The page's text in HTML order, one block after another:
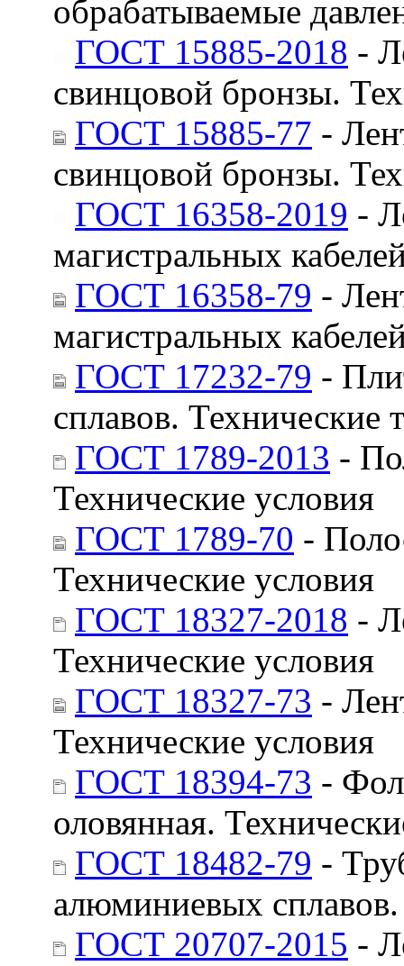
обрабатываемые
ГОСТ 15885-2018 -
свинцовой бронзы.
ГОСТ 15885-77 -
свинцовой бронзы.
ГОСТ 16358-2019 -
магистральных
ГОСТ 16358-79 -
магистральных
ГОСТ 17232-79 -
сплавов. Технические
ГОСТ 1789-2013 -
Технические условия
ГОСТ 1789-70 -
Технические условия
ГОСТ 18327-2018 -
Технические условия
ГОСТ 18327-73 -
Технические условия
ГОСТ 18394-73 -
оловянная.
ГОСТ 18482-79 -
алюминиевых
ГОСТ 20707-2015 -